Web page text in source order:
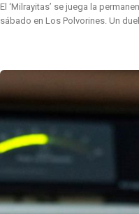
El ‘Milrayitas’ se juega la
sábado en Los Polvorines. Un